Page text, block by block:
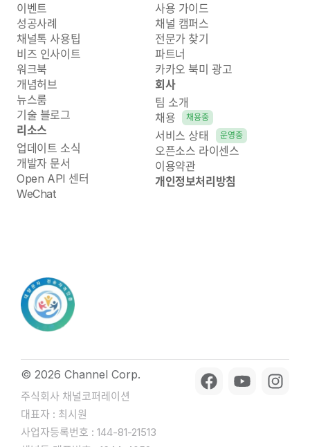
이벤트
성공사례
채널톡 사용팁
비즈 인사이트
워크북
개념허브
뉴스룸
기술 블로그
리소스
업데이트 소식
개발자 문서
Open API 센터
WeChat
사용 가이드
채널 캠퍼스
전문가 찾기
파트너
카카오 북미 광고
회사
팀 소개
채용
채용중
서비스 상태 운영중
오픈소스 라이센스
이용약관
개인정보처리방침
© 2026 Channel Corp.
주식회사 채널코퍼레이션
대표자 : 최시원
사업자등록번호 : 144-81-21513